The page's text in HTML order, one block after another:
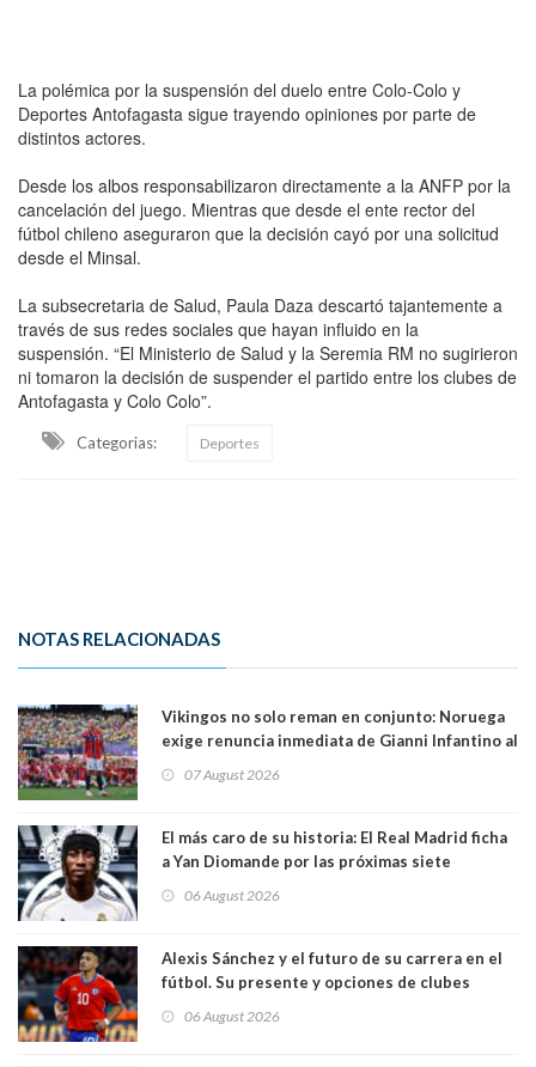
La polémica por la suspensión del duelo entre Colo-Colo y
Deportes Antofagasta sigue trayendo opiniones por parte de
distintos actores.
Desde los albos responsabilizaron directamente a la ANFP por la
cancelación del juego. Mientras que desde el ente rector del
fútbol chileno aseguraron que la decisión cayó por una solicitud
desde el Minsal.
La subsecretaria de Salud, Paula Daza descartó tajantemente a
través de sus redes sociales que hayan influido en la
suspensión. “El Ministerio de Salud y la Seremia RM no sugirieron
ni tomaron la decisión de suspender el partido entre los clubes de
Antofagasta y Colo Colo”.
Categorias: Deportes
NOTAS RELACIONADAS
Vikingos no solo reman en conjunto: Noruega
exige renuncia inmediata de Gianni Infantino al
07 August 2026
El más caro de su historia: El Real Madrid ficha
a Yan Diomande por las próximas siete
06 August 2026
Alexis Sánchez y el futuro de su carrera en el
fútbol. Su presente y opciones de clubes
06 August 2026